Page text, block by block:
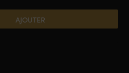
AJOUTER